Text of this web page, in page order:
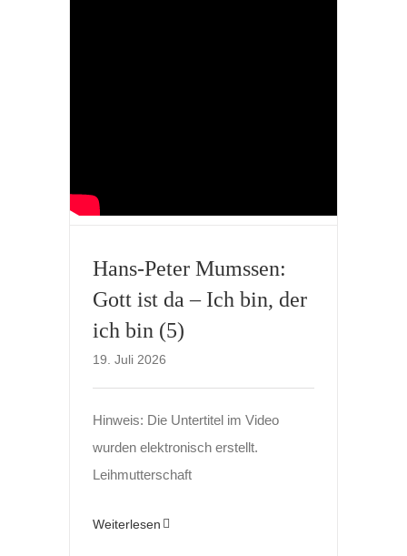
Hans-Peter Mumssen:
Gott ist da – Ich bin, der
ich bin (5)
19. Juli 2026
Hinweis: Die Untertitel im Video
wurden elektronisch erstellt.
Leihmutterschaft
Weiterlesen